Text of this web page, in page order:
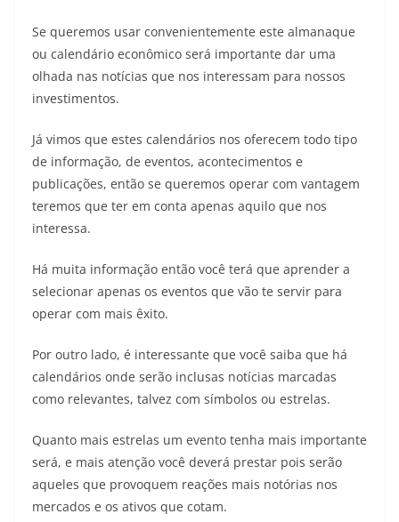
Se queremos usar convenientemente este almanaque
ou calendário econômico será importante dar uma
olhada nas notícias que nos interessam para nossos
investimentos.
Já vimos que estes calendários nos oferecem todo tipo
de informação, de eventos, acontecimentos e
publicações, então se queremos operar com vantagem
teremos que ter em conta apenas aquilo que nos
interessa.
Há muita informação então você terá que aprender a
selecionar apenas os eventos que vão te servir para
operar com mais êxito.
Por outro lado, é interessante que você saiba que há
calendários onde serão inclusas notícias marcadas
como relevantes, talvez com símbolos ou estrelas.
Quanto mais estrelas um evento tenha mais importante
será, e mais atenção você deverá prestar pois serão
aqueles que provoquem reações mais notórias nos
mercados e os ativos que cotam.